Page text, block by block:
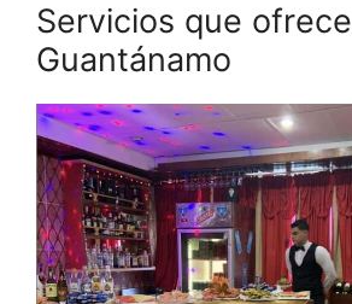
Servicios que
Guantánamo